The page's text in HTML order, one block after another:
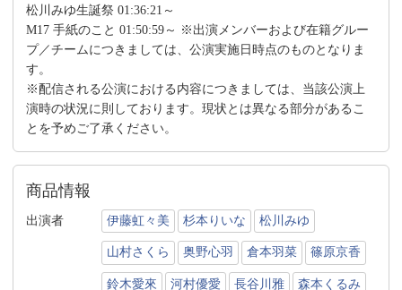
松川みゆ生誕祭 01:36:21～
M17 手紙のこと 01:50:59～ ※出演メンバーおよび在籍グルー
プ／チームにつきましては、公演実施日時点のものとなりま
す。
※配信される公演における内容につきましては、当該公演上
演時の状況に則しております。現状とは異なる部分があるこ
とを予めご了承ください。
商品情報
出演者 伊藤虹々美 杉本りいな 松川みゆ
山村さくら 奥野心羽 倉本羽菜 篠原京香
鈴木愛來 河村優愛 長谷川雅 森本くるみ